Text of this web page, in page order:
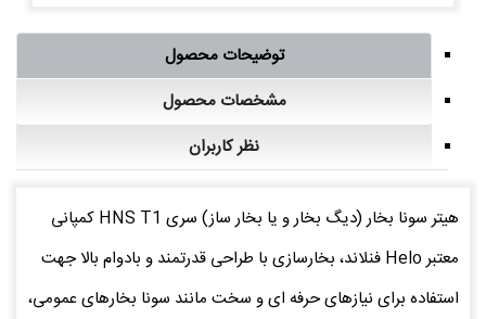
توضیحات محصول
مشخصات محصول
نظر کاربران
هیتر سونا بخار (دیگ بخار و یا بخار ساز) سری HNS T1 کمپانی
معتبر Helo فنلاند، بخارسازی با طراحی قدرتمند و بادوام بالا جهت
استفاده برای نیازهای حرفه ای و سخت مانند سونا بخارهای عمومی،